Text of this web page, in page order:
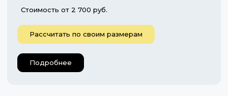
Стоимость от 2 700 руб.
Рассчитать по своим размерам
Подробнее